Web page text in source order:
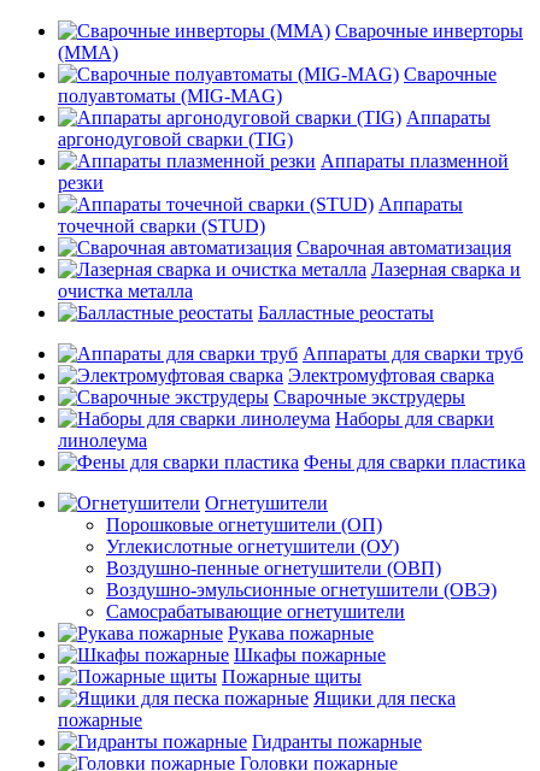
Сварочные инверторы
(MMA)
Сварочные
полуавтоматы (MIG-MAG)
Аппараты
аргонодуговой сварки (TIG)
Аппараты плазменной
резки
Аппараты
точечной сварки (STUD)
Сварочная автоматизация
Лазерная сварка и
очистка металла
Балластные реостаты
Аппараты для сварки труб
Электромуфтовая сварка
Сварочные экструдеры
Наборы для сварки
линолеума
Фены для сварки пластика
Огнетушители
Порошковые огнетушители (ОП)
Углекислотные огнетушители (ОУ)
Воздушно-пенные огнетушители (ОВП)
Воздушно-эмульсионные огнетушители (ОВЭ)
Самосрабатывающие огнетушители
Рукава пожарные
Шкафы пожарные
Пожарные щиты
Ящики для песка
пожарные
Гидранты пожарные
Головки пожарные